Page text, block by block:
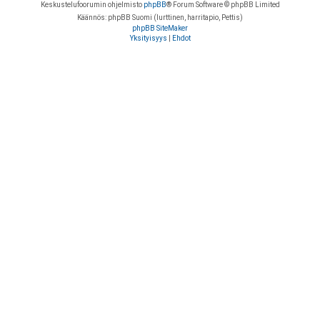
Keskustelufoorumin ohjelmisto phpBB® Forum Software © phpBB Limited
Käännös: phpBB Suomi (lurttinen, harritapio, Pettis)
phpBB SiteMaker
Yksityisyys
Ehdot